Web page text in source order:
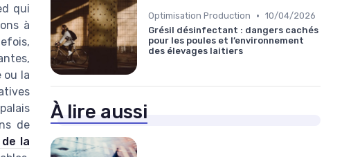
qui
à
ou la
de
la
Optimisation Production • 10/04/2026
Grésil désinfectant : dangers cachés
pour les poules et l’environnement
des élevages laitiers
À lire aussi